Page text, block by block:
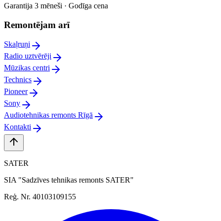
Garantija 3 mēneši · Godīga cena
Remontējam arī
Skaļruņi
Radio uztvērēji
Mūzikas centri
Technics
Pioneer
Sony
Audiotehnikas remonts Rīgā
Kontakti
SATER
SIA "Sadzīves tehnikas remonts SATER"
Reģ. Nr. 40103109155